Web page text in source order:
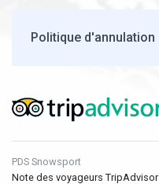
Politique d'annulation
PDS Snowsport
Note des voyageurs TripAdvisor